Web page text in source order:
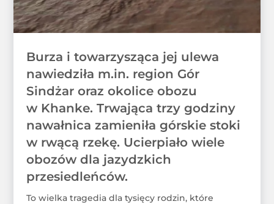
Burza i towarzysząca jej ulewa
nawiedziła m.in. region Gór
Sindżar oraz okolice obozu
w Khanke. Trwająca trzy godziny
nawałnica zamieniła górskie stoki
w rwącą rzekę. Ucierpiało wiele
obozów dla jazydzkich
przesiedleńców.
To wielka tragedia dla tysięcy rodzin, które